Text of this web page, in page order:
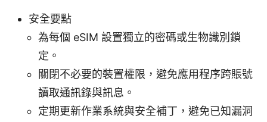
安全要點
為每個 eSIM 設置獨立的密碼或生物識別鎖
定。
關閉不必要的裝置權限，避免應用程序跨賬號
讀取通訊錄與訊息。
定期更新作業系統與安全補丁，避免已知漏洞